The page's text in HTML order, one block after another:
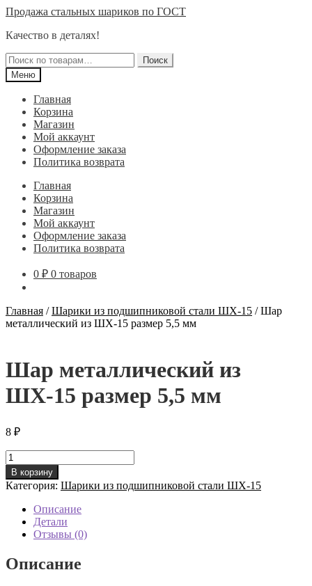
Перейти
навигации
Перейти
содержимому
Продажа стальных шариков по ГОСТ
Качество в деталях!
Искать:
Поиск
Меню
Главная
Корзина
Магазин
Мой аккаунт
Оформление заказа
Политика возврата
Главная
Корзина
Магазин
Мой аккаунт
Оформление заказа
Политика возврата
0 ₽ 0 товаров
Главная /Шарики из подшипниковой стали ШХ-15 /Шар
металлический из ШХ-15 размер 5,5 мм
Шар металлический из
ШХ-15 размер 5,5 мм
8 ₽
Количество
товара
Шар
металлический
ШХ-15
размер
мм
В корзину
Категория: Шарики из подшипниковой стали ШХ-15
Описание
Детали
Отзывы (0)
Описание